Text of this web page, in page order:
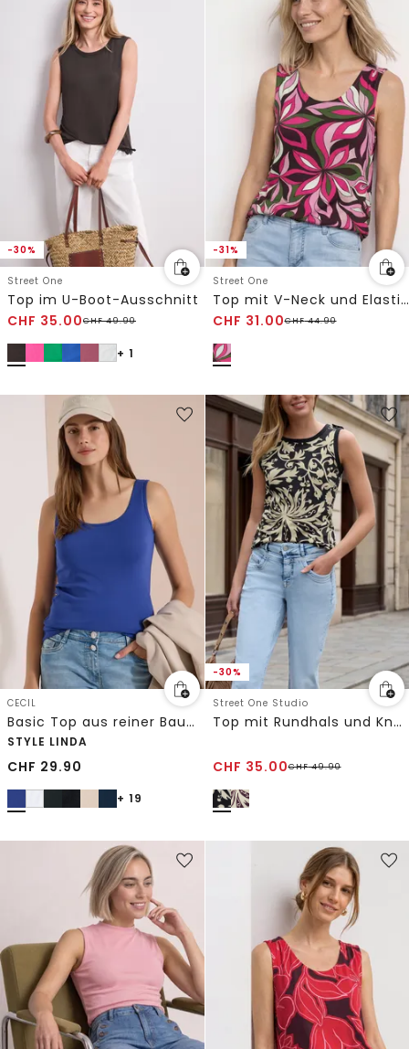
-30%
Street One
Top im U-Boot-Ausschnitt
CHF 35.00CHF49.90
+ 1
-31%
Street One
Top mit V-Neck und Elastiksaum
CHF 31.00CHF44.90
CECIL
Basic Top aus reiner Baumwolle
STYLE LINDA
CHF 29.90
+ 19
-30%
Street One Studio
Top mit Rundhals und Knopfdetail
CHF 35.00CHF49.90